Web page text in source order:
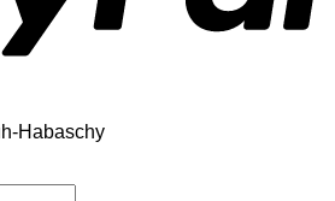
Habaschy